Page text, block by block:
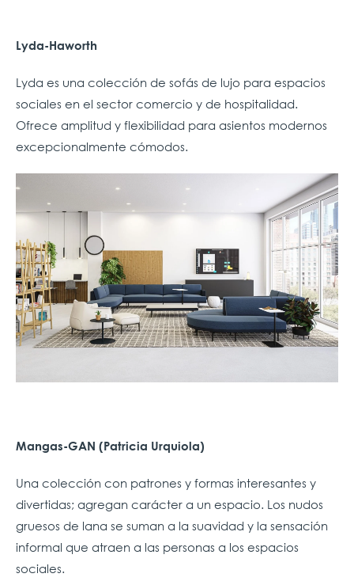
Lyda-Haworth
Lyda es una colección de sofás de lujo para espacios
sociales en el sector comercio y de hospitalidad.
Ofrece amplitud y flexibilidad para asientos modernos
excepcionalmente cómodos.
Mangas-GAN (Patricia Urquiola)
Una colección con patrones y formas interesantes y
divertidas; agregan carácter a un espacio. Los nudos
gruesos de lana se suman a la suavidad y la sensación
informal que atraen a las personas a los espacios
sociales.